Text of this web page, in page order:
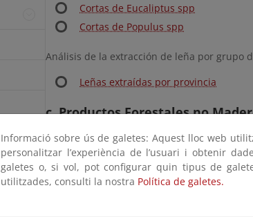
Cortas de Eucaliptus spp
Cortas de Populus spp
Análisis de la extracción de leña por grupo
Leñas extraídas por provincia
c. Productos Forestales no
Tablas Excel (405 KB)
Análisis de la extracción de corcho por
Informació sobre ús de galetes: Aquest lloc web
personalitzar l’experiència de l’usuari i obtenir
galetes o, si vol, pot configurar quin tipus de
utilitzades, consulti la nostra Política de galetes.